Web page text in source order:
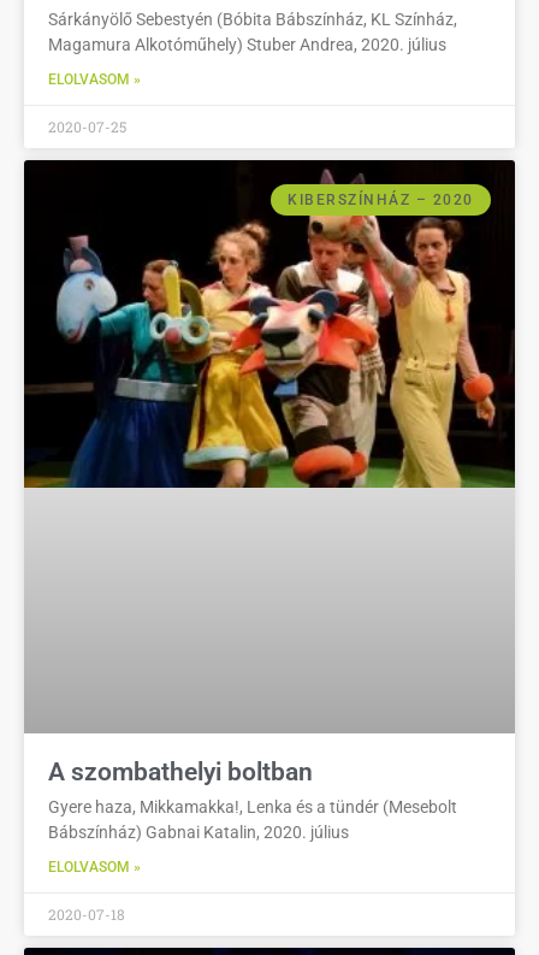
Sárkányölő Sebestyén (Bóbita Bábszínház, KL Színház,
Magamura Alkotóműhely) Stuber Andrea, 2020. július
ELOLVASOM »
2020-07-25
KIBERSZÍNHÁZ – 2020
A szombathelyi boltban
Gyere haza, Mikkamakka!, Lenka és a tündér (Mesebolt
Bábszínház) Gabnai Katalin, 2020. július
ELOLVASOM »
2020-07-18